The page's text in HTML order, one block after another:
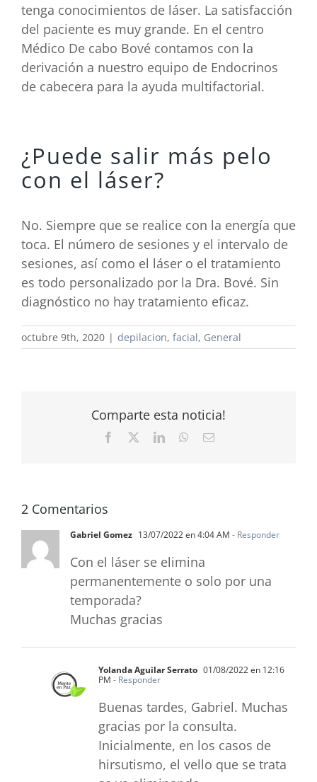
tenga conocimientos de láser. La satisfacción
del paciente es muy grande. En el centro
Médico De cabo Bové contamos con la
derivación a nuestro equipo de Endocrinos
de cabecera para la ayuda multifactorial.
¿Puede salir más pelo
con el láser?
No. Siempre que se realice con la energía que
toca. El número de sesiones y el intervalo de
sesiones, así como el láser o el tratamiento
es todo personalizado por la Dra. Bové. Sin
diagnóstico no hay tratamiento eficaz.
octubre 9th, 2020 | depilacion, facial, General
Comparte esta noticia!
Facebook LinkedInWhatsApp
Correo
2 Comentarios
Gabriel Gomez 13/07/2022 en 4:04 AM - Responder
Con el láser se elimina
permanentemente o solo por una
temporada?
Muchas gracias
Yolanda Aguilar Serrato 01/08/2022 en 12:16
PM - Responder
Buenas tardes, Gabriel. Muchas
gracias por la consulta.
Inicialmente, en los casos de
hirsutismo, el vello que se trata